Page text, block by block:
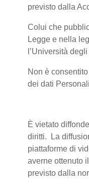
previsto dalla
Colui che
Legge e nella
l’Università
Non è
dei dati
È vietato
diritti. La
piattaforme di
averne ottenuto
previsto dalla